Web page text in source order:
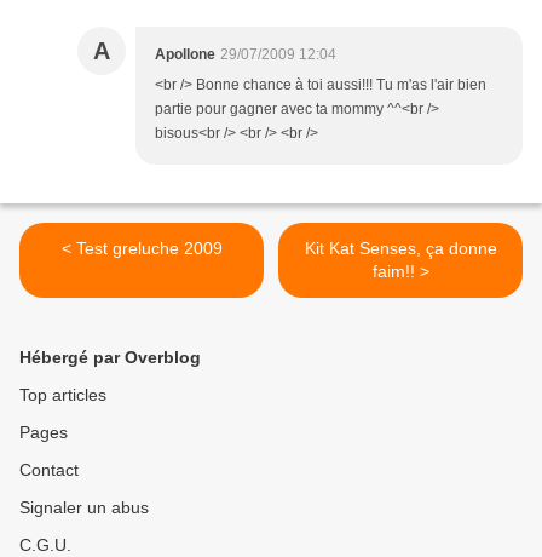
A Apollone 29/07/2009 12:04
<br /> Bonne chance à toi aussi!!! Tu m'as l'air bien
partie pour gagner avec ta mommy ^^<br />
bisous<br /> <br /> <br />
< Test greluche 2009
Kit Kat Senses, ça donne
faim!! >
Hébergé par Overblog
Top articles
Pages
Contact
Signaler un abus
C.G.U.